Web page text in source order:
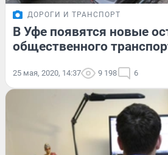
ДОРОГИ И ТРАНСПОРТ
В Уфе появятся новые
общественного
25 мая, 2020, 14:37 9 198 6